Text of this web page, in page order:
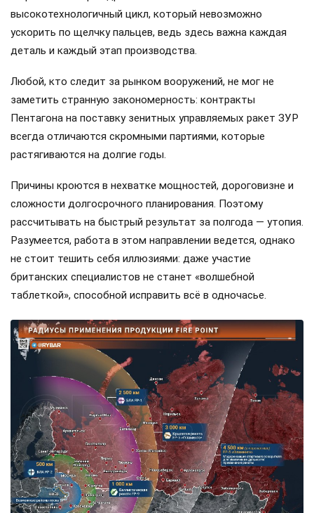
высокотехнологичный цикл, который невозможно
ускорить по щелчку пальцев, ведь здесь важна каждая
деталь и каждый этап производства.
Любой, кто следит за рынком вооружений, не мог не
заметить странную закономерность: контракты
Пентагона на поставку зенитных управляемых ракет ЗУР
всегда отличаются скромными партиями, которые
растягиваются на долгие годы.
Причины кроются в нехватке мощностей, дороговизне и
сложности долгосрочного планирования. Поэтому
рассчитывать на быстрый результат за полгода — утопия.
Разумеется, работа в этом направлении ведется, однако
не стоит тешить себя иллюзиями: даже участие
британских специалистов не станет «волшебной
таблеткой», способной исправить всё в одночасье.